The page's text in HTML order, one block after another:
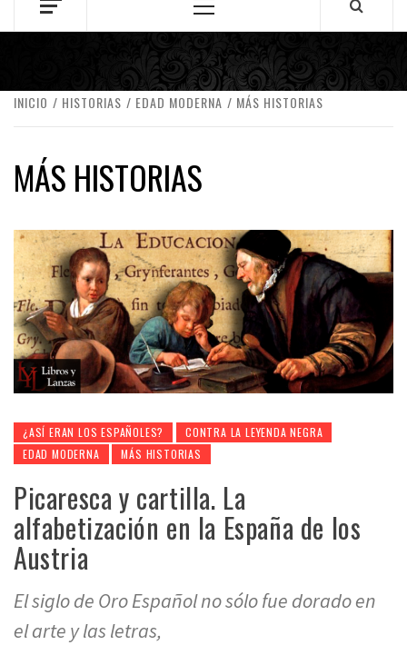
Menú
INICIO HISTORIAS EDAD MODERNA MÁS HISTORIAS
MÁS HISTORIAS
¿ASÍ ERAN LOS ESPAÑOLES?
CONTRA LA LEYENDA NEGRA
EDAD MODERNA
MÁS HISTORIAS
Picaresca y cartilla. La
alfabetización en la España de los
Austria
El siglo de Oro Español no sólo fue dorado en
el arte y las letras,